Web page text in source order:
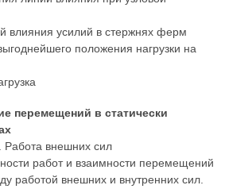
влияния усилий в стержнях ферм
положения нагрузки на
перемещений в статически
внешних сил
работ и взаимности перемещений
работой внешних и внутренних сил.